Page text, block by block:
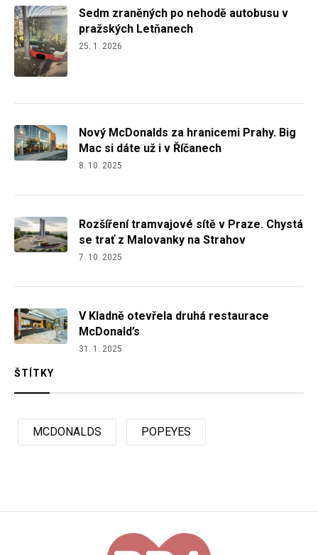
Sedm zraněných po nehodě autobusu v
pražských Letňanech
25. 1. 2026
Nový McDonalds za hranicemi Prahy. Big
Mac si dáte už i v Říčanech
8. 10. 2025
Rozšíření tramvajové sítě v Praze. Chystá
se trať z Malovanky na Strahov
7. 10. 2025
V Kladně otevřela druhá restaurace
McDonald’s
31. 1. 2025
ŠTÍTKY
MCDONALDS POPEYES